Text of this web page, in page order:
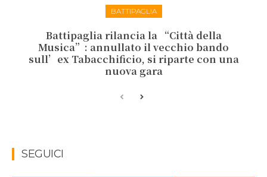
BATTIPAGLIA
Battipaglia rilancia la “Città della
Musica”: annullato il vecchio bando
sull’ex Tabacchificio, si riparte con una
nuova gara
SEGUICI